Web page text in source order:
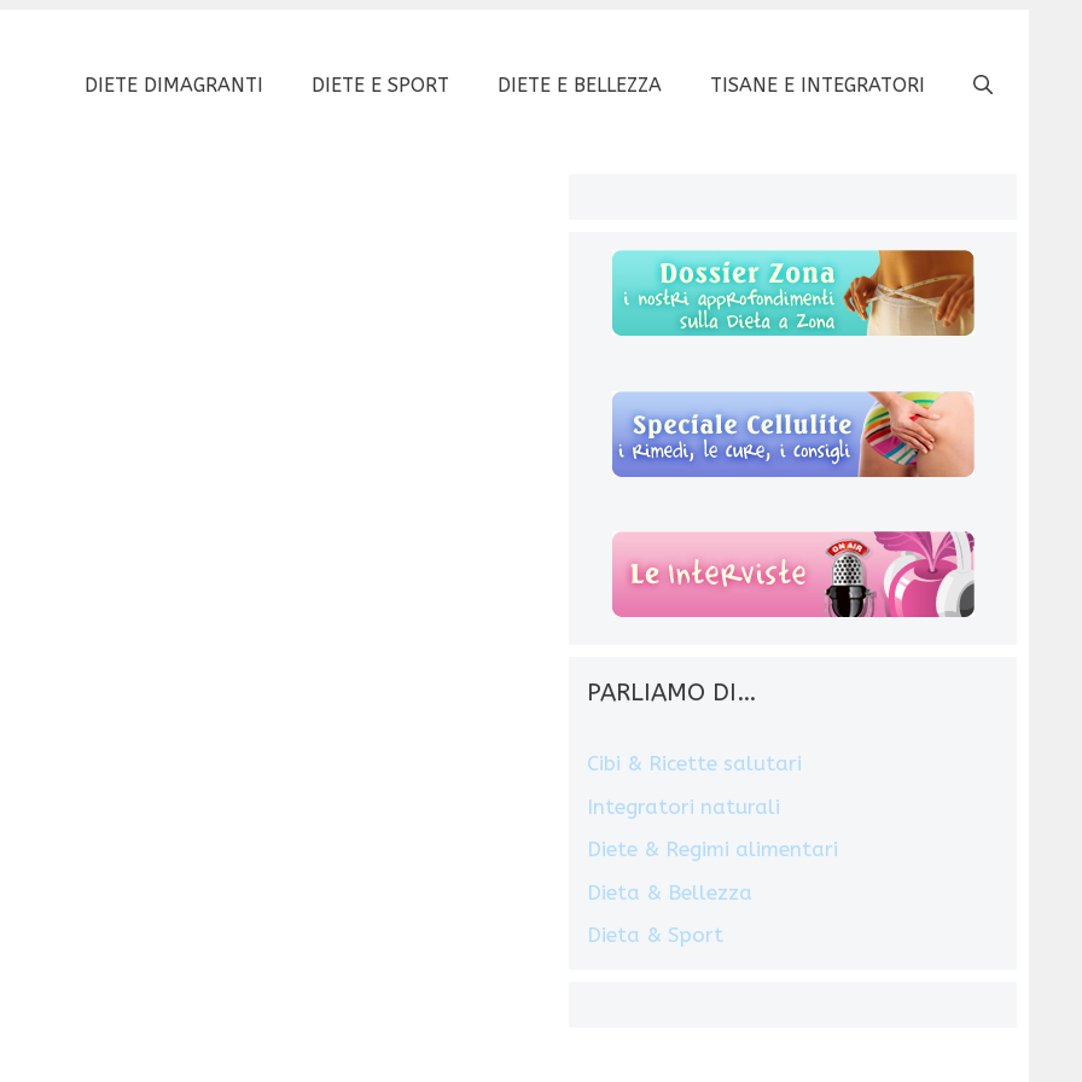
DIETE DIMAGRANTI DIETE E SPORT DIETE E BELLEZZA TISANE E INTEGRATORI
PARLIAMO DI…
Cibi & Ricette salutari
Integratori naturali
Diete & Regimi alimentari
Dieta & Bellezza
Dieta & Sport